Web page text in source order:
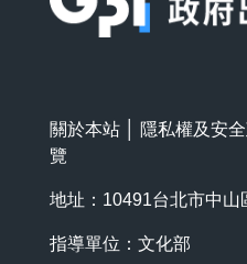
關於本站 隱私權及安
覽
地址：10491台北市中山
指導單位：文化部